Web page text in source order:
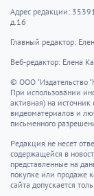
Адрес редакции:
д.16
Главный редактор:
Веб-редактор: Елена
© ООО "Издательство
При использовании
активная) на источник
видеоматериалов и
письменного
Редакция не несет
содержащейся в
представленные на
покупке или продаже
сайта допускается